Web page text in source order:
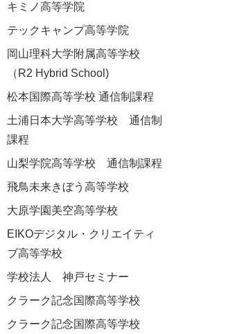
キミノ高等学院
テックキャンプ高等学院
岡山理科大学附属高等学校
（R2 Hybrid School)
松本国際高等学校 通信制課程
土浦日本大学高等学校 通信制
課程
山梨学院高等学校 通信制課程
飛鳥未来きぼう高等学校
大原学園美空高等学校
EIKOデジタル・クリエイティ
ブ高等学校
学校法人 神戸セミナー
クラーク記念国際高等学校
クラーク記念国際高等学校